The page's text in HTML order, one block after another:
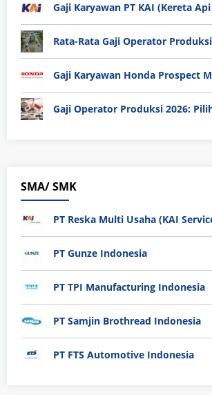
SMA/ SMK
PT Reska Multi Usaha (KAI
PT Gunze Indonesia
PT TPI Manufacturing Indonesia
PT Samjin Brothread Indonesia
PT FTS Automotive Indonesia